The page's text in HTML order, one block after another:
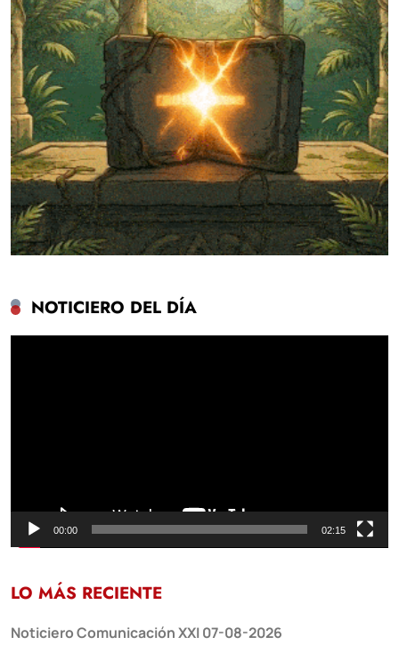
NOTICIERO DEL DÍA
00:00 02:15
LO MÁS RECIENTE
Noticiero Comunicación XXI 07-08-2026